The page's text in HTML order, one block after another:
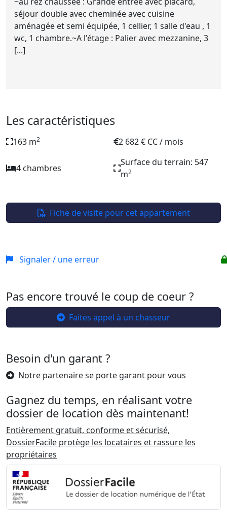
séjour double avec cheminée avec cuisine
aménagée et semi équipée, 1 cellier, 1 salle d'eau , 1
wc, 1 chambre.~A l'étage : Palier avec mezzanine, 3
[...]
Les caractéristiques
163 m2 2 682 € CC / mois
4 chambres
Surface du terrain: 547
m2
Fiche de visite pour cet appartement
Signaler / une erreur
Pas encore trouvé le coup de coeur ?
Faites appel à un chasseur
Besoin d'un garant ?
Notre partenaire se porte garant pour vous
Gagnez du temps, en réalisant votre
dossier de location dès maintenant!
Entièrement gratuit, conforme et sécurisé,
DossierFacile protège les locataires et rassure les
propriétaires